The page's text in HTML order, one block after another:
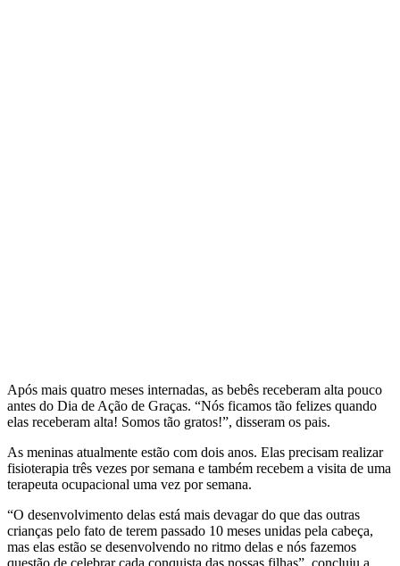
Após mais quatro meses internadas, as bebês receberam alta pouco
antes do Dia de Ação de Graças. “Nós ficamos tão felizes quando
elas receberam alta! Somos tão gratos!”, disseram os pais.
As meninas atualmente estão com dois anos. Elas precisam realizar
fisioterapia três vezes por semana e também recebem a visita de uma
terapeuta ocupacional uma vez por semana.
“O desenvolvimento delas está mais devagar do que das outras
crianças pelo fato de terem passado 10 meses unidas pela cabeça,
mas elas estão se desenvolvendo no ritmo delas e nós fazemos
questão de celebrar cada conquista das nossas filhas”, concluiu a